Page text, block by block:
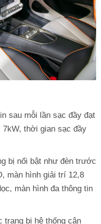
sau mỗi lần sạc đầy đạt
thời gian sạc đầy
bị nổi bật như đèn trước
màn hình giải trí 12,8
màn hình đa thông tin
trang bị hệ thống cân